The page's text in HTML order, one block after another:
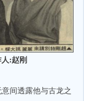
:赵刚
间透露他与古龙之